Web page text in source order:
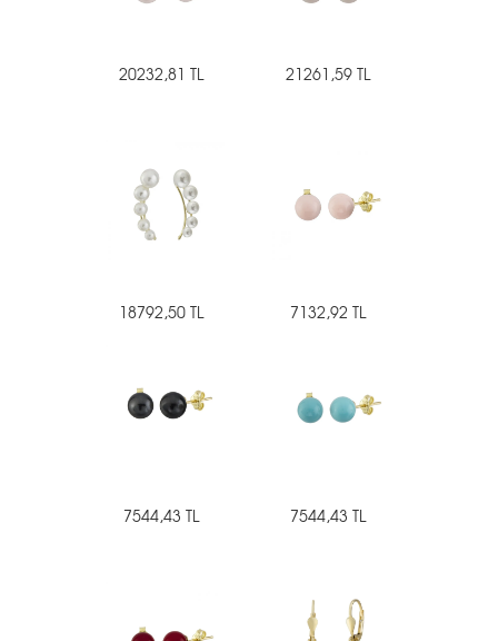
20232,81 TL 21261,59 TL
18792,50 TL 7132,92 TL
7544,43 TL 7544,43 TL